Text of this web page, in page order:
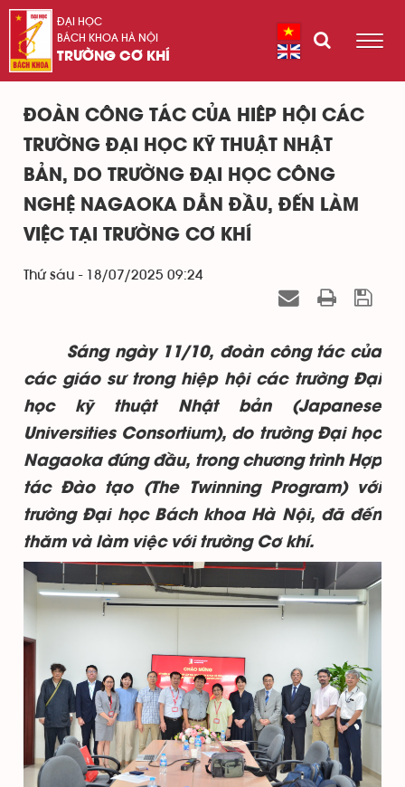
ĐẠI HỌC
BÁCH KHOA HÀ NỘI
TRƯỜNG CƠ KHÍ
ĐOÀN CÔNG TÁC CỦA HIÊP HỘI CÁC
TRƯỜNG ĐẠI HỌC KỸ THUẬT NHẬT
BẢN, DO TRƯỜNG ĐẠI HỌC CÔNG
NGHỆ NAGAOKA DẪN ĐẦU, ĐẾN LÀM
VIỆC TẠI TRƯỜNG CƠ KHÍ
Thứ sáu - 18/07/2025 09:24
Sáng ngày 11/10, đoàn công tác của
các giáo sư trong hiệp hội các trường Đại
học kỹ thuật Nhật bản (Japanese
Universities Consortium), do trường Đại học
Nagaoka đứng đầu, trong chương trình Hợp
tác Đào tạo (The Twinning Program) với
trường Đại học Bách khoa Hà Nội, đã đến
thăm và làm việc với trường Cơ khí.